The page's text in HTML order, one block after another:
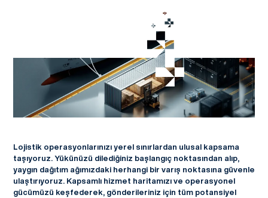
Lojistik operasyonlarınızı yerel sınırlardan ulusal kapsama
taşıyoruz. Yükünüzü dilediğiniz başlangıç noktasından alıp,
yaygın dağıtım ağımızdaki herhangi bir varış noktasına güvenle
ulaştırıyoruz. Kapsamlı hizmet haritamızı ve operasyonel
gücümüzü keşfederek, gönderileriniz için tüm potansiyel